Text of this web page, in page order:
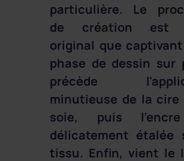
particulière. Le
de création est
original que
phase de dessin sur
précède
minutieuse de la cire
soie, puis
délicatement étalée
tissu. Enfin, vient le